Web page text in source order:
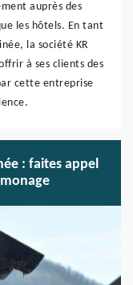
auprès des
les hôtels. En tant
la société KR
à ses clients des
cette entreprise
: faites appel